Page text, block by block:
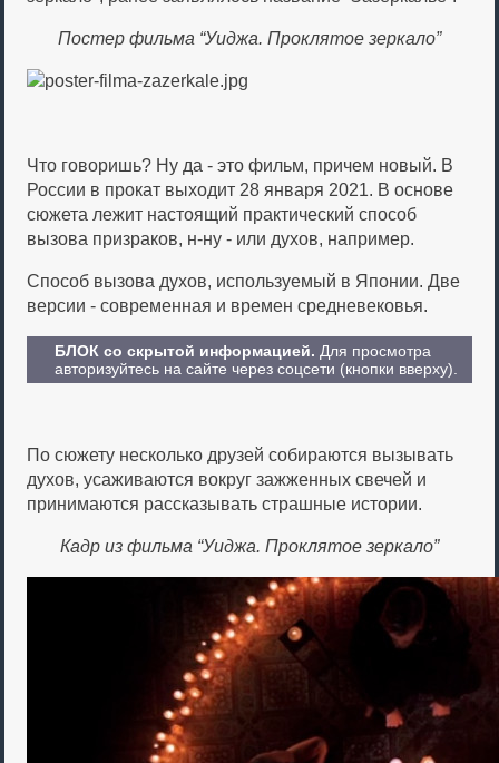
Постер фильма “Уиджа. Проклятое зеркало”
Что говоришь? Ну да - это фильм, причем новый. В
России в прокат выходит 28 января 2021. В основе
сюжета лежит настоящий практический способ
вызова призраков, н-ну - или духов, например.
Способ вызова духов, используемый в Японии. Две
версии - современная и времен средневековья.
БЛОК со скрытой информацией. Для просмотра
авторизуйтесь на сайте через соцсети (кнопки вверху).
По сюжету несколько друзей собираются вызывать
духов, усаживаются вокруг зажженных свечей и
принимаются рассказывать страшные истории.
Кадр из фильма “Уиджа. Проклятое зеркало”